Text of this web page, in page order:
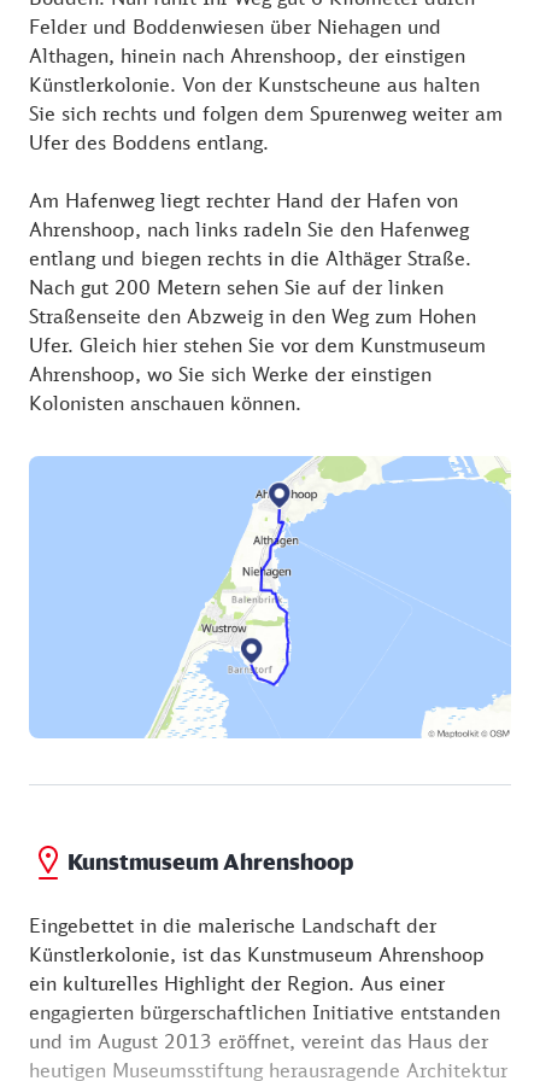
Felder und Boddenwiesen über Niehagen und
Althagen, hinein nach Ahrenshoop, der einstigen
Künstlerkolonie. Von der Kunstscheune aus halten
Sie sich rechts und folgen dem Spurenweg weiter am
Ufer des Boddens entlang.
Am Hafenweg liegt rechter Hand der Hafen von
Ahrenshoop, nach links radeln Sie den Hafenweg
entlang und biegen rechts in die Althäger Straße.
Nach gut 200 Metern sehen Sie auf der linken
Straßenseite den Abzweig in den Weg zum Hohen
Ufer. Gleich hier stehen Sie vor dem Kunstmuseum
Ahrenshoop, wo Sie sich Werke der einstigen
Kolonisten anschauen können.
Kunstmuseum Ahrenshoop
Eingebettet in die malerische Landschaft der
Künstlerkolonie, ist das Kunstmuseum Ahrenshoop
ein kulturelles Highlight der Region. Aus einer
engagierten bürgerschaftlichen Initiative entstanden
und im August 2013 eröffnet, vereint das Haus der
heutigen Museumsstiftung herausragende Architektur